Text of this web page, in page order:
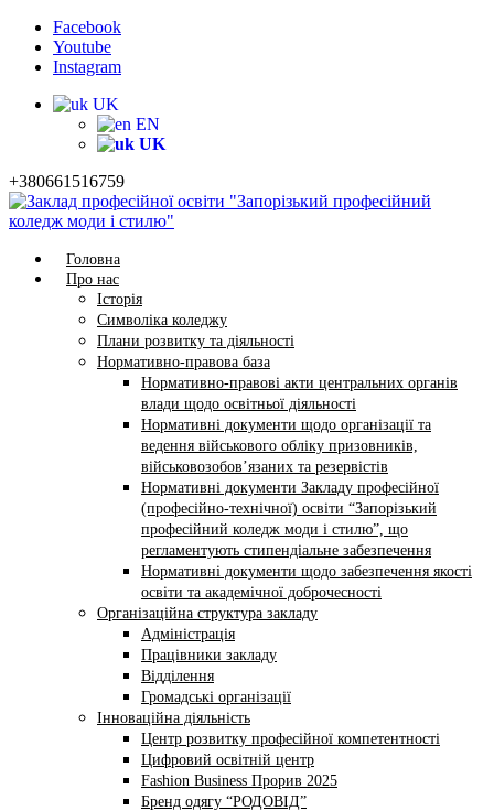
Facebook
Youtube
Instagram
UK
EN
UK
+380661516759
Головна
Про нас
Історія
Символіка коледжу
Плани розвитку та діяльності
Нормативно-правова база
Нормативно-правові акти центральних органів
влади щодо освітньої діяльності
Нормативні документи щодо організації та
ведення військового обліку призовників,
військовозобов’язаних та резервістів
Нормативні документи Закладу професійної
(професійно-технічної) освіти “Запорізький
професійний коледж моди і стилю”, що
регламентують стипендіальне забезпечення
Нормативні документи щодо забезпечення якості
освіти та академічної доброчесності
Організаційна структура закладу
Адміністрація
Працівники закладу
Відділення
Громадські організації
Інноваційна діяльність
Центр розвитку професійної компетентності
Цифровий освітній центр
Fashion Business Прорив 2025
Бренд одягу “РОДОВІД”